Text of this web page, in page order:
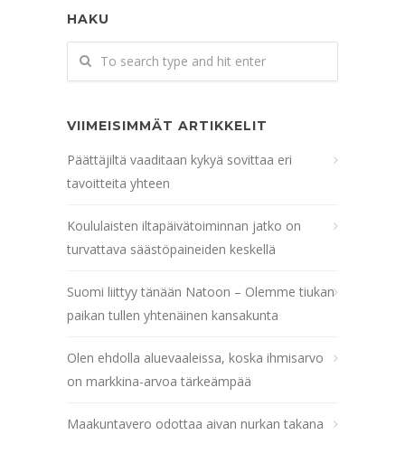
HAKU
VIIMEISIMMÄT ARTIKKELIT
Päättäjiltä vaaditaan kykyä sovittaa eri
tavoitteita yhteen
Koululaisten iltapäivätoiminnan jatko on
turvattava säästöpaineiden keskellä
Suomi liittyy tänään Natoon – Olemme tiukan
paikan tullen yhtenäinen kansakunta
Olen ehdolla aluevaaleissa, koska ihmisarvo
on markkina-arvoa tärkeämpää
Maakuntavero odottaa aivan nurkan takana